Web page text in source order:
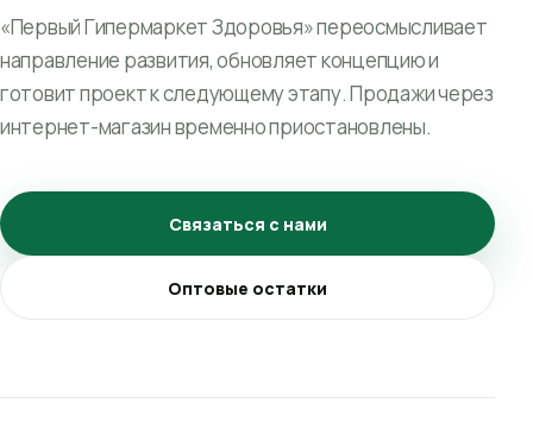
«Первый Гипермаркет Здоровья» переосмысливает
направление развития, обновляет концепцию и
готовит проект к следующему этапу. Продажи через
интернет-магазин временно приостановлены.
Связаться с нами
Оптовые остатки